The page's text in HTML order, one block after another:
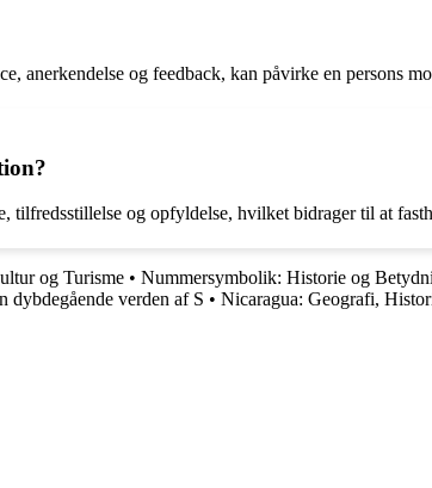
anerkendelse og feedback, kan påvirke en persons
og opfyldelse, hvilket bidrager til at
og Turisme • Nummersymbolik: Historie og
dybdegående verden af S • Nicaragua: Geografi,